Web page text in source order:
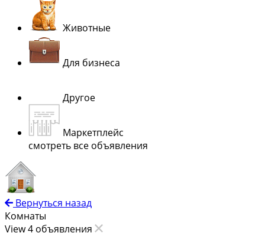
Животные
Для бизнеса
Другое
Маркетплейс
смотреть все объявления
Вернуться назад
Комнаты
View 4 объявления